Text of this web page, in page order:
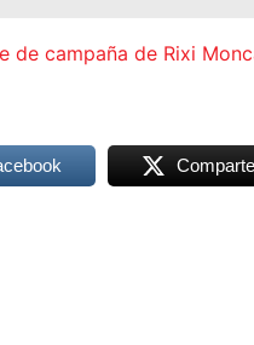
de campaña de Rixi